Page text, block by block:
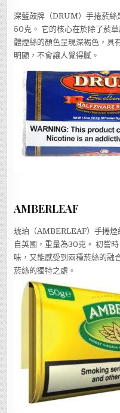
深藍鼓牌（DRUM）手捲菸絲
50克。 它的核心在於除了菸
體煙絲的顏色呈現深褐色，具
明顯，不會讓人覺得膩。
AMBERLEAF
琥珀（AMBERLEAF）手捲煙
自英國，重量為30克。 初嘗
味，又能感受到兩種菸絲的融
菸絲的獨特之處。